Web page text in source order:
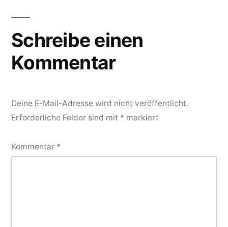
Schreibe einen
Kommentar
Deine E-Mail-Adresse wird nicht veröffentlicht.
Erforderliche Felder sind mit * markiert
Kommentar *